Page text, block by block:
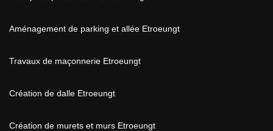
Aménagement de parking et allée Etroeungt
Travaux de maçonnerie Etroeungt
Création de dalle Etroeungt
Création de murets et murs Etroeungt